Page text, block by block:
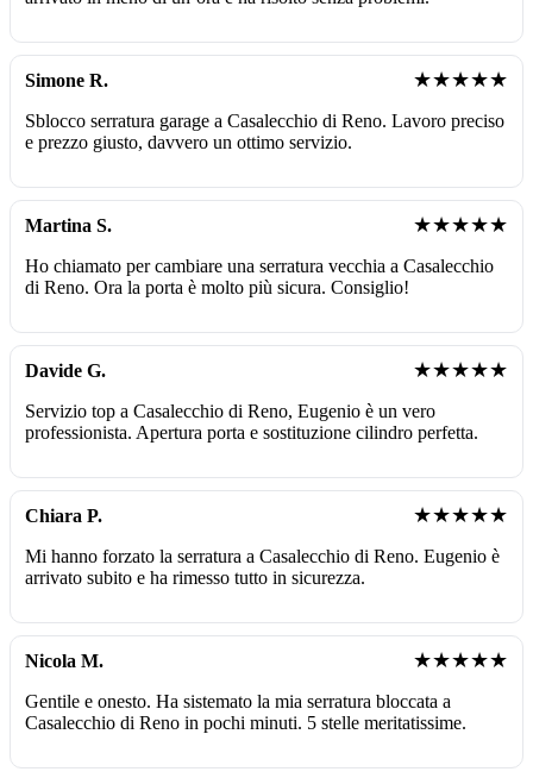
Simone R. ★★★★★
Sblocco serratura garage a Casalecchio di Reno. Lavoro preciso
e prezzo giusto, davvero un ottimo servizio.
Martina S. ★★★★★
Ho chiamato per cambiare una serratura vecchia a Casalecchio
di Reno. Ora la porta è molto più sicura. Consiglio!
Davide G. ★★★★★
Servizio top a Casalecchio di Reno, Eugenio è un vero
professionista. Apertura porta e sostituzione cilindro perfetta.
Chiara P. ★★★★★
Mi hanno forzato la serratura a Casalecchio di Reno. Eugenio è
arrivato subito e ha rimesso tutto in sicurezza.
Nicola M. ★★★★★
Gentile e onesto. Ha sistemato la mia serratura bloccata a
Casalecchio di Reno in pochi minuti. 5 stelle meritatissime.